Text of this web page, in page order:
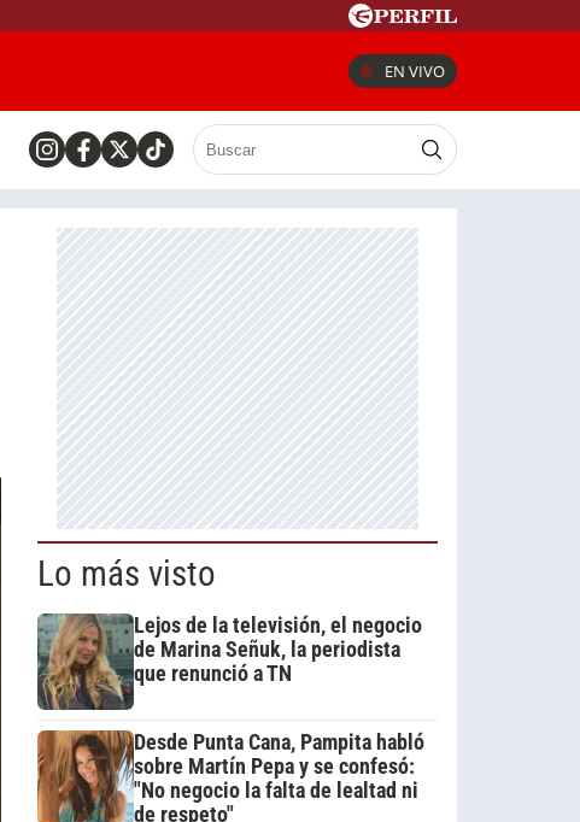
EN VIVO
Lo más visto
Lejos de la televisión, el negocio
de Marina Señuk, la periodista
que renunció a TN
Desde Punta Cana, Pampita habló
sobre Martín Pepa y se confesó:
"No negocio la falta de lealtad ni
de respeto"